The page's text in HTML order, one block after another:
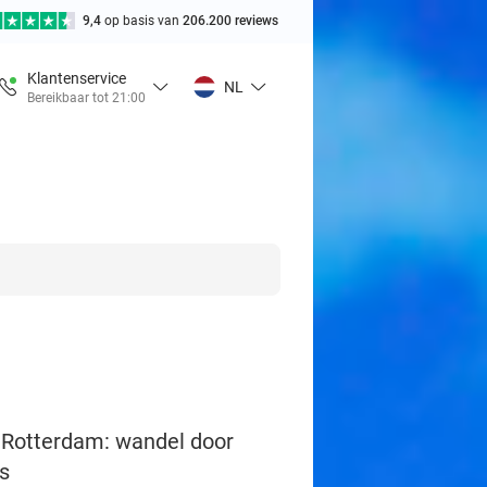
9,4 op basis van 206.200 reviews
Klantenservice
Bereikbaar tot 21:00
NL
wandel door